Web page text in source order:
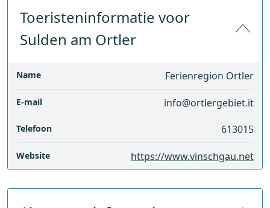
Toeristeninformatie voor
Sulden am Ortler
Name Ferienregion Ortler
E-mail info@ortlergebiet.it
Telefoon 613015
Website https://www.vinschgau.net